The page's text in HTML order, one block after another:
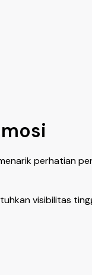
perhatian
visibilitas